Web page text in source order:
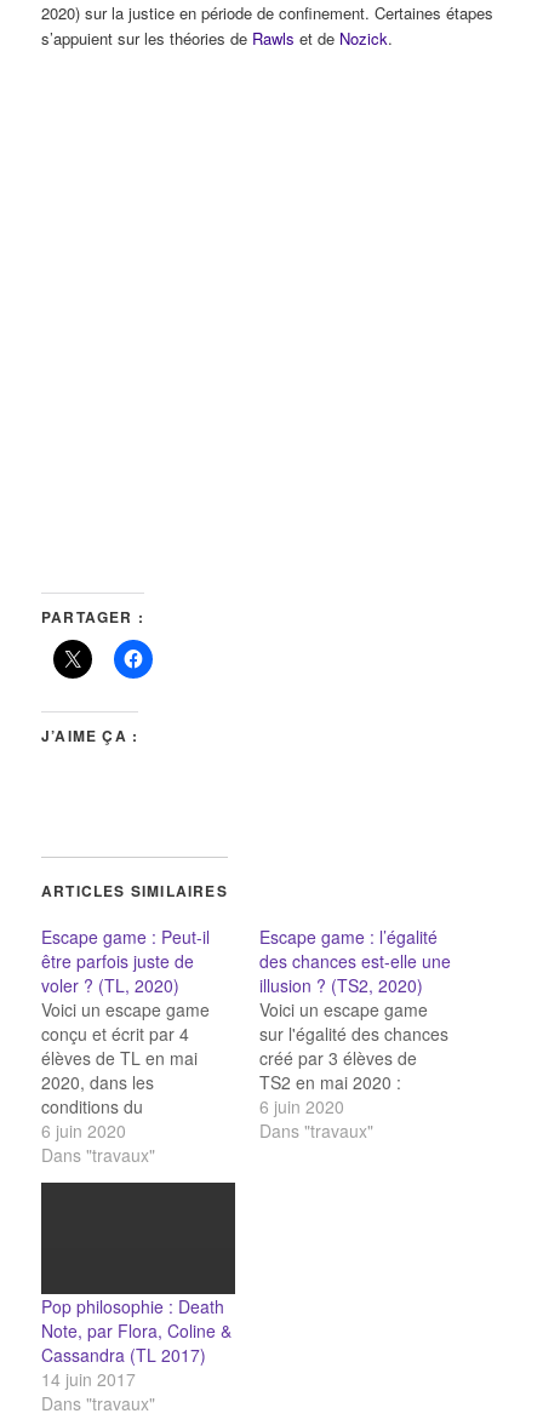
2020) sur la justice en période de confinement. Certaines étapes
s’appuient sur les théories de Rawls et de Nozick.
PARTAGER :
J’AIME ÇA :
ARTICLES SIMILAIRES
Escape game : Peut-il
être parfois juste de
voler ? (TL, 2020)
Voici un escape game
conçu et écrit par 4
élèves de TL en mai
2020, dans les
conditions du
confinement :
6 juin 2020
Dans "travaux"
Escape game : l’égalité
des chances est-elle une
illusion ? (TS2, 2020)
Voici un escape game
sur l'égalité des chances
créé par 3 élèves de
TS2 en mai 2020 :
6 juin 2020
Dans "travaux"
Pop philosophie : Death
Note, par Flora, Coline &
Cassandra (TL 2017)
14 juin 2017
Dans "travaux"